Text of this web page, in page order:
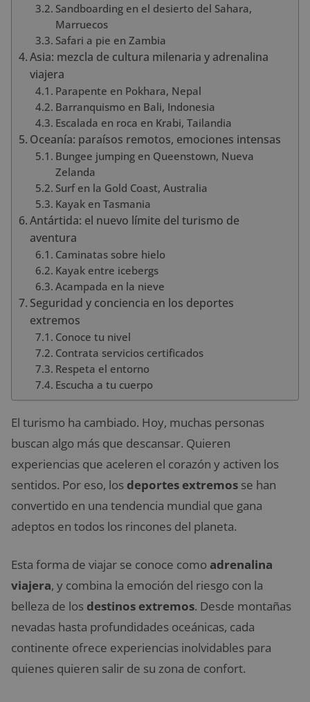
Sandboarding en el desierto del Sahara,
Marruecos
Safari a pie en Zambia
Asia: mezcla de cultura milenaria y adrenalina
viajera
Parapente en Pokhara, Nepal
Barranquismo en Bali, Indonesia
Escalada en roca en Krabi, Tailandia
Oceanía: paraísos remotos, emociones intensas
Bungee jumping en Queenstown, Nueva
Zelanda
Surf en la Gold Coast, Australia
Kayak en Tasmania
Antártida: el nuevo límite del turismo de
aventura
Caminatas sobre hielo
Kayak entre icebergs
Acampada en la nieve
Seguridad y conciencia en los deportes
extremos
Conoce tu nivel
Contrata servicios certificados
Respeta el entorno
Escucha a tu cuerpo
El turismo ha cambiado. Hoy, muchas personas
buscan algo más que descansar. Quieren
experiencias que aceleren el corazón y activen los
sentidos. Por eso, los deportes extremos se han
convertido en una tendencia mundial que gana
adeptos en todos los rincones del planeta.
Esta forma de viajar se conoce como adrenalina
viajera, y combina la emoción del riesgo con la
belleza de los destinos extremos. Desde montañas
nevadas hasta profundidades oceánicas, cada
continente ofrece experiencias inolvidables para
quienes quieren salir de su zona de confort.